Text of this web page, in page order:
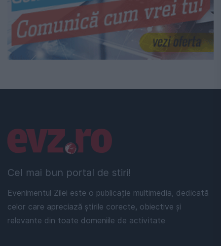
Cel mai bun portal de stiri!
Evenimentul Zilei este o publicație multimedia, dedicată
celor care apreciază știrile corecte, obiective și
relevante din toate domeniile de activitate
Linkuri utile